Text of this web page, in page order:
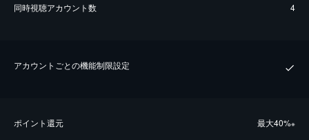
同時視聴アカウント数 4
アカウントごとの機能制限設定
ポイント還元 最⼤40%※